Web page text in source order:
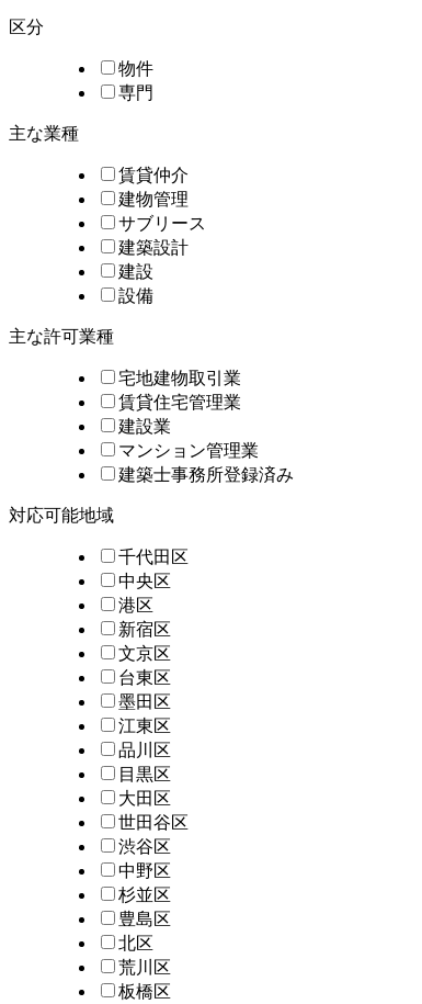
区分
物件
専門
主な業種
賃貸仲介
建物管理
サブリース
建築設計
建設
設備
主な許可業種
宅地建物取引業
賃貸住宅管理業
建設業
マンション管理業
建築士事務所登録済み
対応可能地域
千代田区
中央区
港区
新宿区
文京区
台東区
墨田区
江東区
品川区
目黒区
大田区
世田谷区
渋谷区
中野区
杉並区
豊島区
北区
荒川区
板橋区